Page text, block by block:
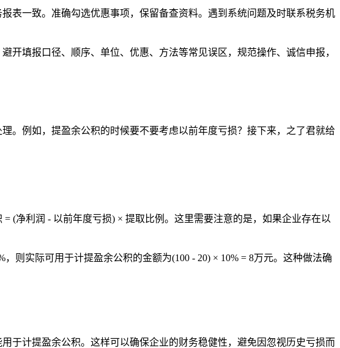
表一致。准确勾选优惠事项，保留备查资料。遇到系统问题及时联系税务机
开填报口径、顺序、单位、优惠、方法等常见误区，规范操作、诚信申报，
。例如，提盈余公积的时候要不要考虑以前年度亏损？接下来，之了君就给
(净利润 - 以前年度亏损) × 提取比例。这里需要注意的是，如果企业存在以
则实际可用于计提盈余公积的金额为(100 - 20) × 10% = 8万元。这种做法确
于计提盈余公积。这样可以确保企业的财务稳健性，避免因忽视历史亏损而